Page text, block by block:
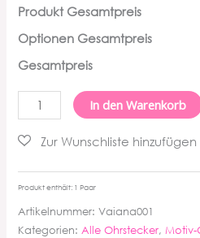
Produkt Gesamtpreis
Optionen Gesamtpreis
Gesamtpreis
Vaiana
Ohrstecker
Menge
In den Warenkorb
Produkt enthält: 1Paar
Artikelnummer:Vaiana001
Kategorien:Alle Ohrstecker,Motiv-